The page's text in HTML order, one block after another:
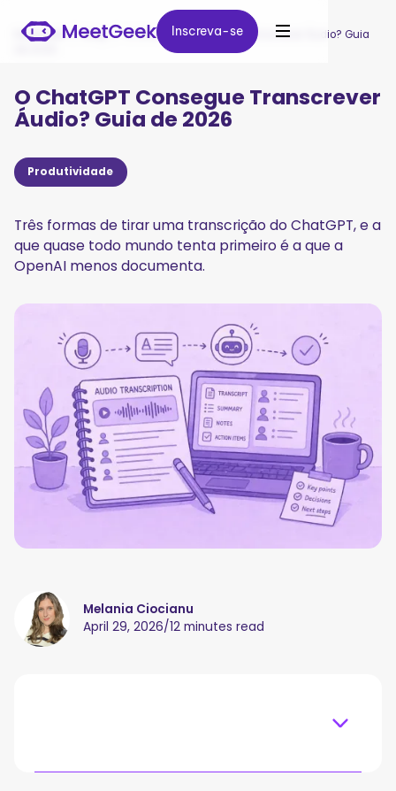
Inscreva-se
Inscreva-se
MeetGeek / Blog / O ChatGPT Consegue Transcrever Áudio? Guia
O ChatGPT Consegue Transcrever
Áudio? Guia de 2026
Produtividade
Três formas de tirar uma transcrição do ChatGPT, e a
que quase todo mundo tenta primeiro é a que a
OpenAI menos documenta.
Melania Ciocianu
April 29, 2026/12 minutes read